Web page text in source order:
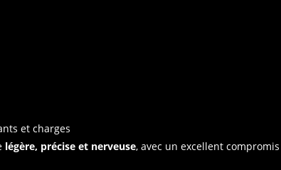
et charges
légère, précise et nerveuse, avec un excellent